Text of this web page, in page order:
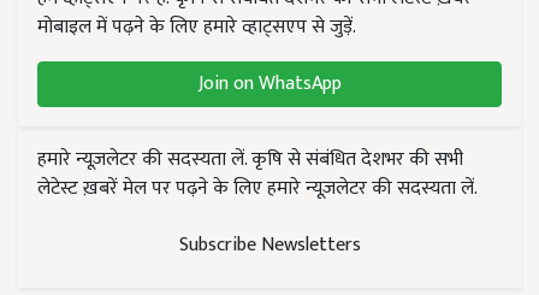
मोबाइल में पढ़ने के लिए हमारे व्हाट्सएप से जुड़ें.
Join on WhatsApp
हमारे न्यूज़लेटर की सदस्यता लें. कृषि से संबंधित देशभर की सभी
लेटेस्ट ख़बरें मेल पर पढ़ने के लिए हमारे न्यूज़लेटर की सदस्यता लें.
Subscribe Newsletters